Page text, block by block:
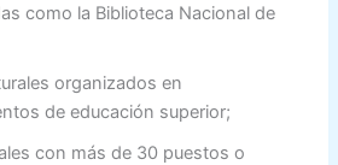
como la Biblioteca Nacional de
organizados en
de educación superior;
con más de 30 puestos o